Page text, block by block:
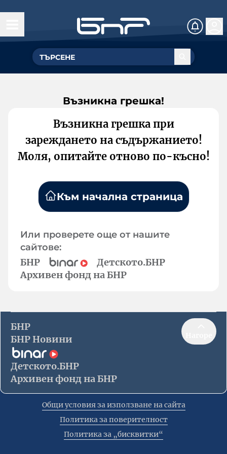
Възникна грешка!
Възникна грешка при
зареждането на съдържанието!
Моля, опитайте отново по-късно!
Към начална страница
Или проверете още от нашите
сайтове:
БНР
Детското.БНР
Архивен фонд на БНР
БНР
БНР Новини
Детското.БНР
Архивен фонд на БНР
Общи условия за използване на сайта
Политика за поверителност
Политика за „бисквитки“